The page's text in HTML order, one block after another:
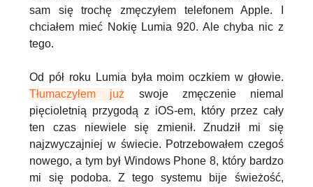
sam się trochę zmęczyłem telefonem Apple. I
chciałem mieć Nokię Lumia 920. Ale chyba nic z
tego.
Od pół roku Lumia była moim oczkiem w głowie.
Tłumaczyłem już swoje zmęczenie niemal
pięcioletnią przygodą z iOS-em, który przez cały
ten czas niewiele się zmienił. Znudził mi się
najzwyczajniej w świecie. Potrzebowałem czegoś
nowego, a tym był Windows Phone 8, który bardzo
mi się podoba. Z tego systemu bije świeżość,